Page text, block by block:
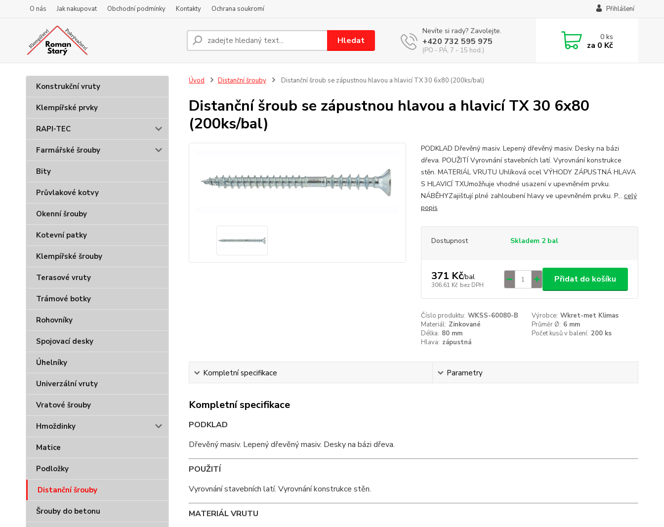
O nás Jak nakupovat Obchodní podmínky Kontakty Ochrana soukromí Přihlášení
Hledat
Nevíte si rady? Zavolejte.
+420 732 595 975
(PO - PÁ, 7 - 15 hod.)
0ks
za 0 Kč
Konstrukční vruty
Klempířské prvky
RAPI-TEC
Farmářské šrouby
Bity
Průvlakové kotvy
Okenní šrouby
Kotevní patky
Klempířské šrouby
Terasové vruty
Trámové botky
Rohovníky
Spojovací desky
Úhelníky
Univerzální vruty
Vratové šrouby
Hmoždinky
Matice
Podložky
Distanční šrouby
Šrouby do betonu
Úvod Distanční šrouby Distanční šroub se zápustnou hlavou a hlavicí TX 30 6x80 (200ks/bal)
Distanční šroub se zápustnou hlavou a hlavicí TX 30 6x80
(200ks/bal)
PODKLAD Dřevěný masiv. Lepený dřevěný masiv. Desky na bázi
dřeva. POUŽITÍ Vyrovnání stavebních latí. Vyrovnání konstrukce
stěn. MATERIÁL VRUTU Uhlíková ocel VÝHODY ZÁPUSTNÁ HLAVA
S HLAVICÍ TXUmožňuje vhodné usazení v upevněném prvku.
NÁBĚHYZajišťují plné zahloubení hlavy ve upevněném prvku. P... celý
popis
Dostupnost Skladem 2 bal
371 Kč/bal
306,61 Kč bez DPH
Přidat do košíku
Číslo produktu: WKSS-60080-B Výrobce: Wkret-met Klimas
Materiál: Zinkované Průměr Ø: 6 mm
Délka: 80 mm Počet kusů v balení: 200 ks
Hlava: zápustná
Kompletní specifikace Parametry
Kompletní specifikace
PODKLAD
Dřevěný masiv. Lepený dřevěný masiv. Desky na bázi dřeva.
POUŽITÍ
Vyrovnání stavebních latí. Vyrovnání konstrukce stěn.
MATERIÁL VRUTU